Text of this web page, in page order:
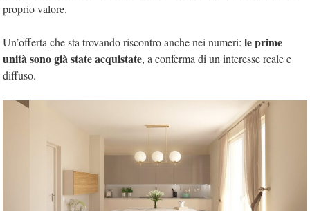
proprio valore.
Un’offerta che sta trovando riscontro anche nei numeri: le prime
unità sono già state acquistate, a conferma di un interesse reale e
diffuso.